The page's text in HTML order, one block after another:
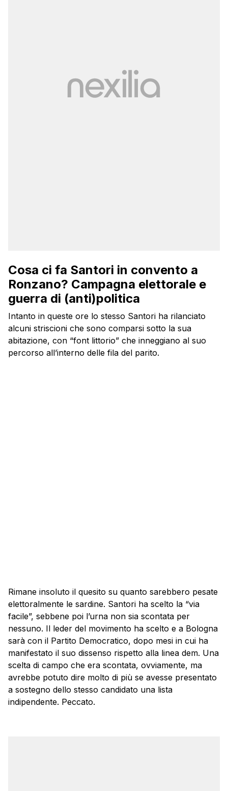
Cosa ci fa Santori in convento a
Ronzano? Campagna elettorale e
guerra di (anti)politica
Intanto in queste ore lo stesso Santori ha rilanciato
alcuni striscioni che sono comparsi sotto la sua
abitazione, con “font littorio” che inneggiano al suo
percorso all’interno delle fila del parito.
Rimane insoluto il quesito su quanto sarebbero pesate
elettoralmente le sardine. Santori ha scelto la “via
facile”, sebbene poi l’urna non sia scontata per
nessuno. Il leder del movimento ha scelto e a Bologna
sarà con il Partito Democratico, dopo mesi in cui ha
manifestato il suo dissenso rispetto alla linea dem. Una
scelta di campo che era scontata, ovviamente, ma
avrebbe potuto dire molto di più se avesse presentato
a sostegno dello stesso candidato una lista
indipendente. Peccato.